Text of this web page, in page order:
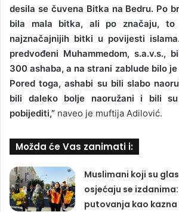
desila se čuvena Bitka na Bedru. Po
bila mala bitka, ali po značaju,
najznačajnijih bitki u povijesti
predvođeni Muhammedom, s.a.v.s.,
300 ashaba, a na strani zablude bilo
Pored toga, ashabi su bili slabo
bili daleko bolje naoružani i bili
pobijediti,” naveo je muftija Adilović.
Možda će Vas zanimati i:
Muslimani koji su
osjećaju se
putovanja kao kazna